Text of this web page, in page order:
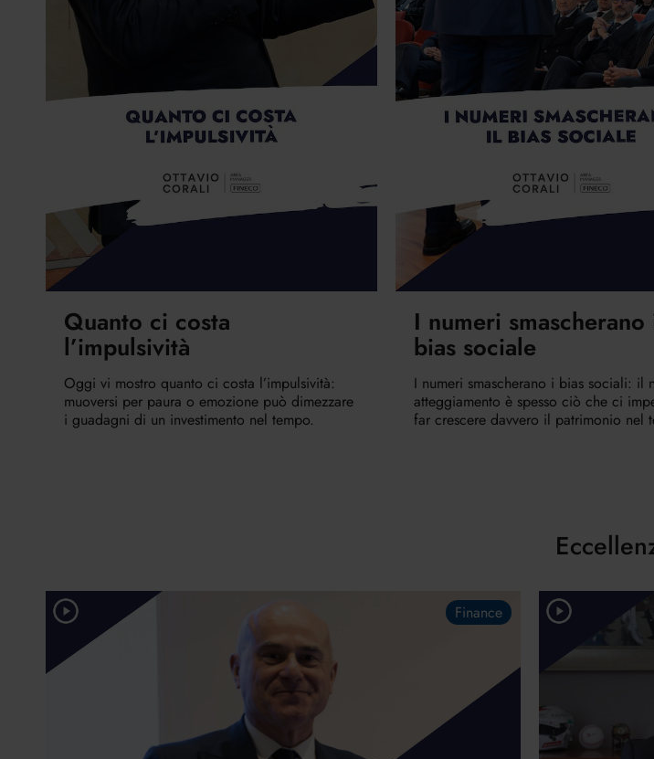
Quanto ci costa
l’impulsività
Oggi vi mostro quanto ci costa l’impulsività:
muoversi per paura o emozione può dimezzare
i guadagni di un investimento nel tempo.
I numeri smascherano
bias sociale
I numeri smascherano i bias sociali: il
atteggiamento è spesso ciò che ci
far crescere davvero il patrimonio nel
Finance